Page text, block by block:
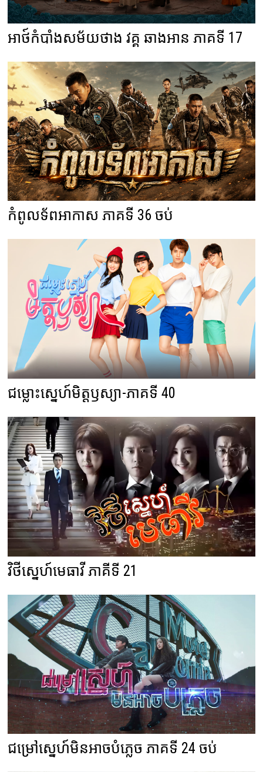
អាថ៍កំបាំងសម័យថាង វគ្គ ឆាងអាន ភាគទី 17
កំពូលទ័ពអាកាស ភាគទី 36 ចប់
ជម្លោះស្នេហ៍មិត្តឫស្យា-ភាគទី 40
វិថីស្នេហ៍មេធាវី ភាគីទី 21
ជម្រៅស្នេហ៍មិនអាចបំភ្លេច ភាគទី 24 ចប់